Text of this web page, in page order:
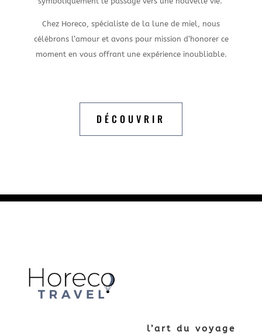
Chez Horeco, spécialiste de la lune de miel, nous
célébrons l’amour et avons pour mission d’honorer ce
moment en vous offrant une expérience inoubliable.
DÉCOUVRIR
l’art du voyage